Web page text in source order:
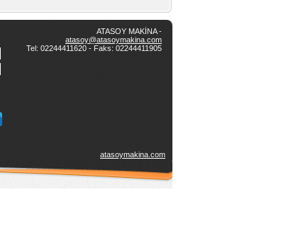
ATASOY MAKİNA -
atasoy@atasoymakina.com
Tel: 02244411620 - Faks: 02244411905
atasoymakina.com